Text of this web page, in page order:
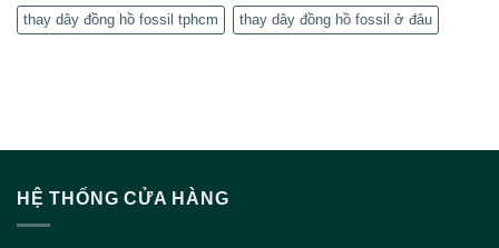
thay dây đồng hồ fossil tphcm thay dây đồng hồ fossil ở đâu
HỆ THỐNG CỬA HÀNG